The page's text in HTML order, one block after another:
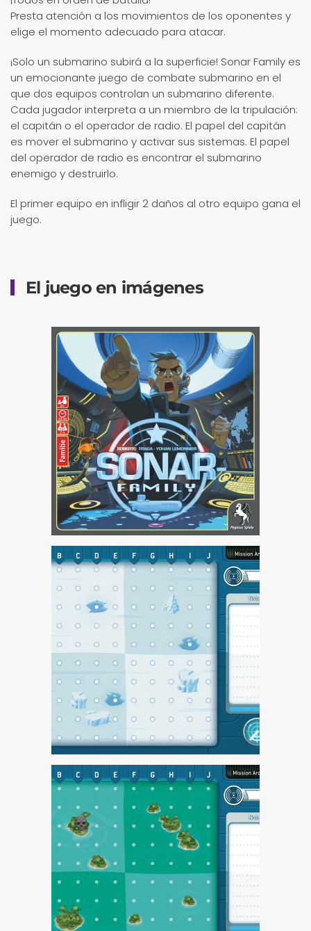
Presta atención a los movimientos de los oponentes y
elige el momento adecuado para atacar.
¡Solo un submarino subirá a la superficie! Sonar Family es
un emocionante juego de combate submarino en el
que dos equipos controlan un submarino diferente.
Cada jugador interpreta a un miembro de la tripulación:
el capitán o el operador de radio. El papel del capitán
es mover el submarino y activar sus sistemas. El papel
del operador de radio es encontrar el submarino
enemigo y destruirlo.
El primer equipo en infligir 2 daños al otro equipo gana el
juego.
El juego en imágenes